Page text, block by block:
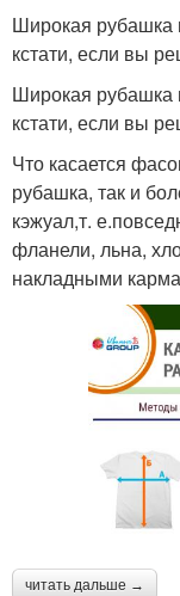
Широкая рубашка
кстати, если вы
Широкая рубашка
кстати, если вы
Что касается
рубашка, так и
кэжуал,т.
фланели, льна,
накладными
читать дальше →